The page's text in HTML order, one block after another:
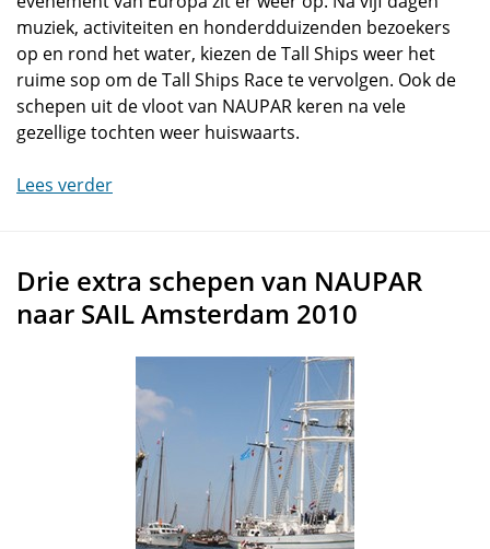
muziek, activiteiten en honderdduizenden bezoekers
op en rond het water, kiezen de Tall Ships weer het
ruime sop om de Tall Ships Race te vervolgen. Ook de
schepen uit de vloot van NAUPAR keren na vele
gezellige tochten weer huiswaarts.
Lees verder
Drie extra schepen van NAUPAR
naar SAIL Amsterdam 2010